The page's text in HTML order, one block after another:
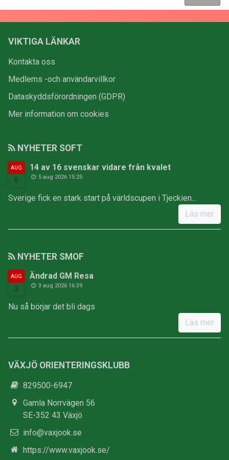
VIKTIGA LÄNKAR
Kontakta oss
Medlems -och användarvillkor
Dataskyddsförordningen (GDPR)
Mer information om cookies
NYHETER SOFT
AUG
5
14 av 16 svenskar vidare från kvalet
5 aug 2026 15:25
Sverige fick en stark start på världscupen i Tjeckien...
Läs mer
NYHETER SMOF
AUG
3
Ändrad GM Resa
3 aug 2026 16:39
Nu så börjar det bli dags
Läs mer
VÄXJÖ ORIENTERINGSKLUBB
829500-6947
Gamla Norrvägen 56
SE-352 43 Växjö
info@vaxjook.se
https://www.vaxjook.se/